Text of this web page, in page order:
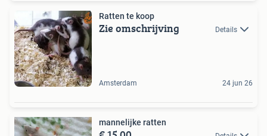
Ratten te koop
Zie omschrijving Details
Amsterdam 24 jun 26
mannelijke ratten